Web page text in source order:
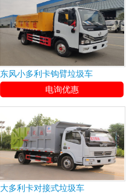
东风小多利卡钩臂垃圾车
电询优惠
大多利卡对接式垃圾车